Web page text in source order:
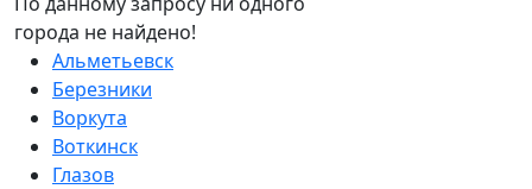
города не найдено!
Альметьевск
Березники
Воркута
Воткинск
Глазов